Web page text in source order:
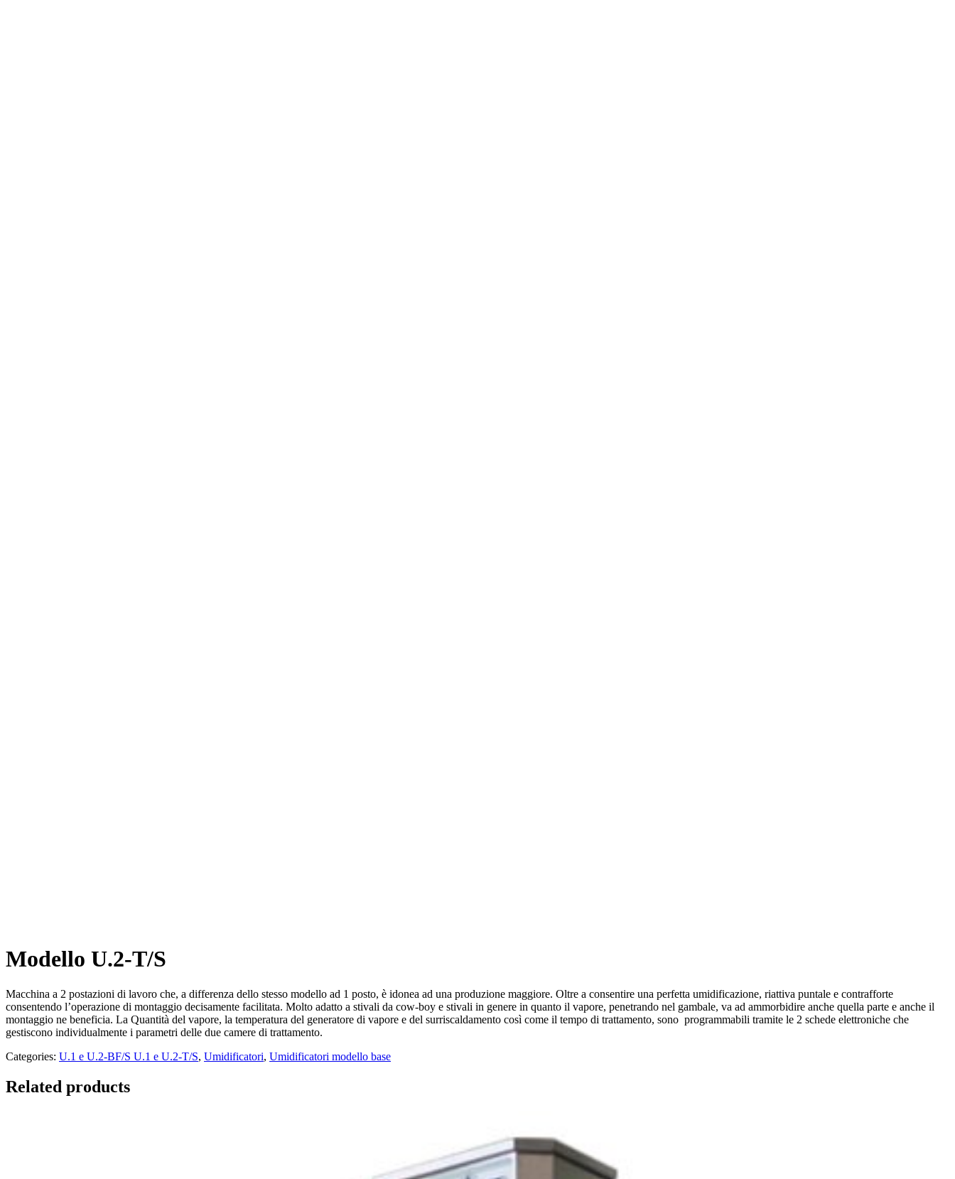
Modello U.2-T/S
Macchina a 2 postazioni di lavoro che, a differenza dello stesso modello ad 1 posto, è idonea ad una produzione maggiore. Oltre a consentire una perfetta umidificazione, riattiva puntale e contrafforte
consentendo l’operazione di montaggio decisamente facilitata. Molto adatto a stivali da cow-boy e stivali in genere in quanto il vapore, penetrando nel gambale, va ad ammorbidire anche quella parte e anche il
montaggio ne beneficia. La Quantità del vapore, la temperatura del generatore di vapore e del surriscaldamento così come il tempo di trattamento, sono programmabili tramite le 2 schede elettroniche che
gestiscono individualmente i parametri delle due camere di trattamento.
Categories: U.1 e U.2-BF/S U.1 e U.2-T/S, Umidificatori, Umidificatori modello base
Related products